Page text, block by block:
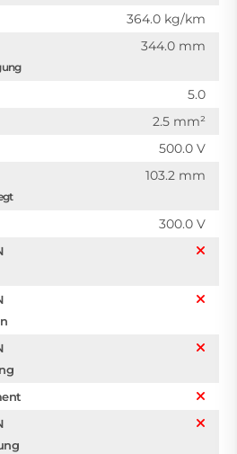
364.0 kg/km
344.0 mm
5.0
2.5 mm²
500.0 V
103.2 mm
300.0 V